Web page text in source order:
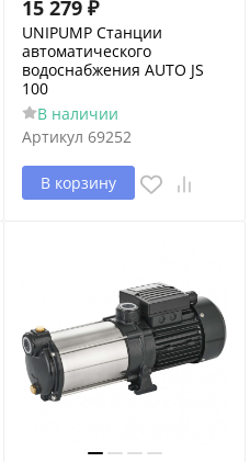
15 279 ₽
UNIPUMP Станции
автоматического
водоснабжения AUTO JS
100
В наличии
Артикул 69252
В корзину